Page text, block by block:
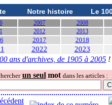
Notre histoire Le
2007
2008
2012 2013
2017 2018
2022 2023
ans d'archives, de 1905 à 2005 !
un seul mot dans les articles :